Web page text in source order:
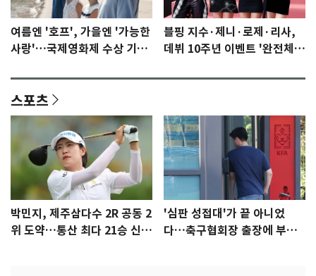
여름엔 '호프', 가을엔 '가능한
사랑'…국제영화제 수상 기대
블핑 지수·제니·로제·리사,
데뷔 10주년 이벤트 '완전체'
스포츠
박민지, 제주삼다수 2R 공동 2
위 도약…통산 최다 21승 신기
'심판 성접대'가 끝 아니었
다…축구협회장 출장에 부인